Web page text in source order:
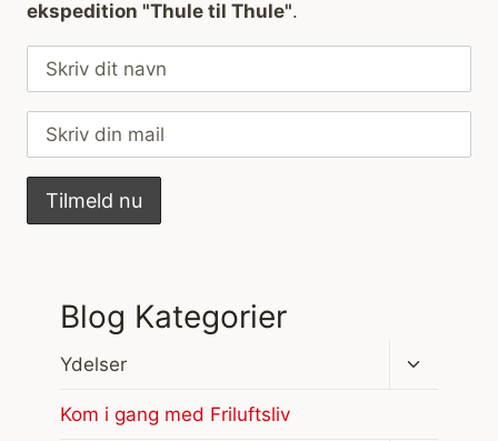
ekspedition "Thule til Thule".
Blog Kategorier
Ydelser
Skift
Kom i gang med Friluftsliv